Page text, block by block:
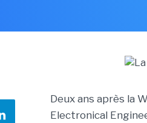
Deux ans après la
Electronical